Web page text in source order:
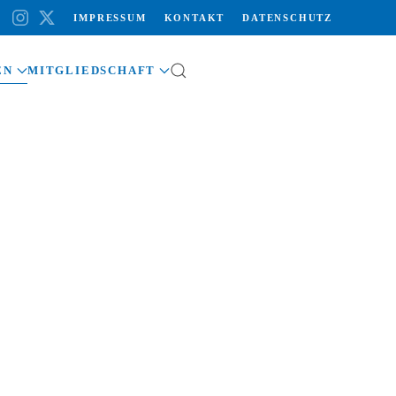
IMPRESSUM KONTAKT DATENSCHUTZ
MITGLIEDSCHAFT